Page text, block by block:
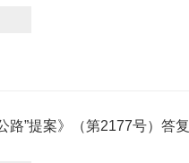
路”提案》（第2177号）答复